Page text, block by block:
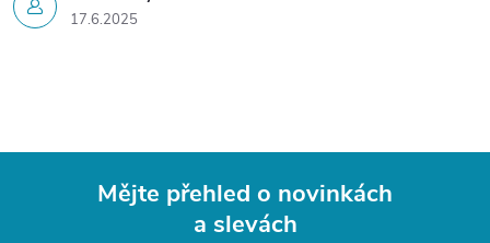
17.6.2025
Mějte přehled o novinkách
a slevách